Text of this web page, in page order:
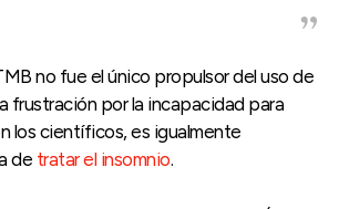
no fue el único propulsor del uso de
frustración por la incapacidad para
los científicos, es igualmente
de tratar el insomnio.